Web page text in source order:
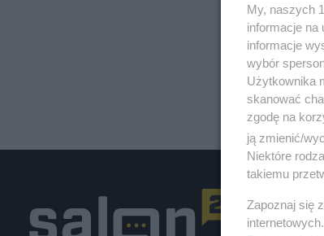
My, naszych
informacje na
informacje
wybór
Użytkownika
skanować
zgodę na
ją zmienić/
Niektóre
takiemu
Zapoznaj się